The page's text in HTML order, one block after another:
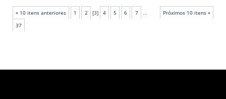
« 10 itens anteriores Próximos 10 itens »
1 2 [3] 4 5 6 7
...
37